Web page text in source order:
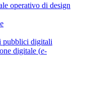
operativo di design
pubblici digitali
digitale (e-